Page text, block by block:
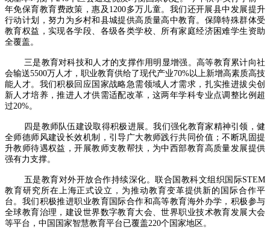
年免保育教育费政策，惠及1200多万儿童。我们还开展县中发展提升
行动计划，努力为乡村和县城提供高质量高中教育。保障特殊群体受
教育权益，实现各学段、各级各类学校、所有家庭经济困难学生资助
全覆盖。
三是教育对科技和人才的支撑作用明显增强。高等教育累计向社
会输送5500万人才，职业教育供给了现代产业70%以上新增高素质高技
能人才。我们积极回应国家战略急需领域人才需求，扎实推进拔尖创
新人才培养，推进人才供需适配改革，这两年学科专业点调整比例超
过20%。
四是教师队伍建设取得积极进展。我们强化教育家精神引领，健
全师德师风建设长效机制，引导广大教师践行共同价值；不断巩固提
升教师待遇权益，开展教师支教帮扶，为中西部教育高质量发展提供
强有力支撑。
五是教育对外开放合作持续深化。联合国教科文组织国际STEM
教育研究所在上海正式设立，为推动教育变革提供新的国际合作平
台。我们积极推进职业教育国际合作和高等教育海外办学，积极参与
全球教育治理，建设世界数字教育大会、世界职业技术教育发展大会
等平台，中国国家智慧教育平台已覆盖220个国家地区。